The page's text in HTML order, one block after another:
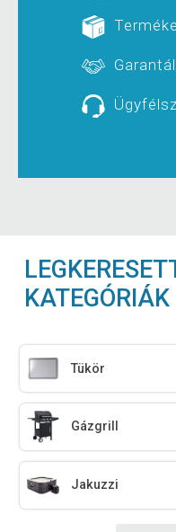
KATEGÓRIÁK
Tükör
Gázgrill
Jakuzzi